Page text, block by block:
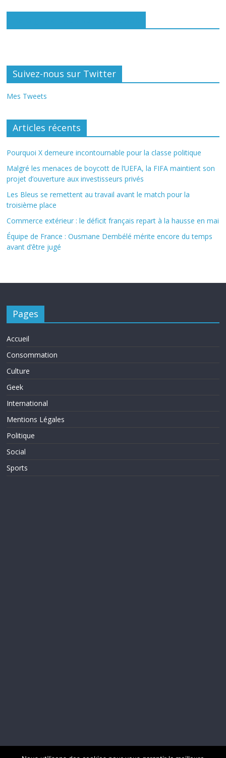
Suivez-nous sur Twitter
Mes Tweets
Articles récents
Pourquoi X demeure incontournable pour la classe politique
Malgré les menaces de boycott de l’UEFA, la FIFA maintient son
projet d’ouverture aux investisseurs privés
Les Bleus se remettent au travail avant le match pour la
troisième place
Commerce extérieur : le déficit français repart à la hausse en mai
Équipe de France : Ousmane Dembélé mérite encore du temps
avant d’être jugé
Pages
Accueil
Consommation
Culture
Geek
International
Mentions Légales
Politique
Social
Sports